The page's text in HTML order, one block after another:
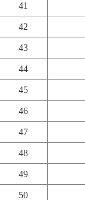
41
42
43
44
45
46
47
48
49
50